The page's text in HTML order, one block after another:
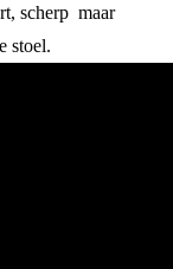
scherp maar
stoel.